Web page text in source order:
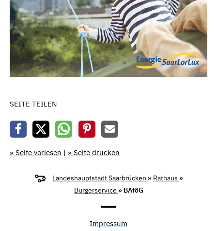
SEITE TEILEN
» Seite vorlesen | » Seite drucken
Landeshauptstadt Saarbrücken » Rathaus »
Bürgerservice » BAföG
Impressum